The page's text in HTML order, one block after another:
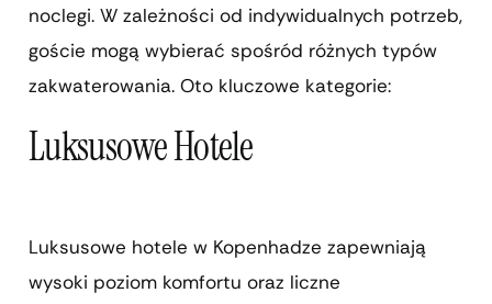
noclegi. W zależności od indywidualnych potrzeb,
goście mogą wybierać spośród różnych typów
zakwaterowania. Oto kluczowe kategorie:
Luksusowe Hotele
Luksusowe hotele w Kopenhadze zapewniają
wysoki poziom komfortu oraz liczne